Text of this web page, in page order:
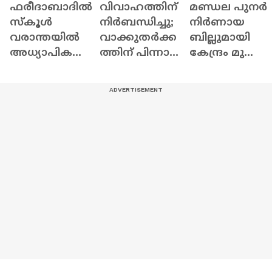
ഫരീദാബാദില്‍
സ്‌കൂള്‍
വരാന്തയില്‍
അധ്യാപികയെ
വിവാഹത്തിന്
നിർബന്ധിച്ചു;
വാക്കുതർക്ക
ത്തിന് പിന്നാലെ
മണ്ഡല പുനർ
നിർണായ
ബില്ലുമായി
കേന്ദ്രം